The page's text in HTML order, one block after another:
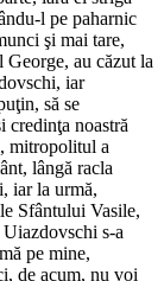
l pe paharnic
şi mai tare,
au căzut la
iar
să se
credinţa noastră
mitropolitul a
lângă racla
iar la urmă,
Sfântului Vasile,
s-a
pe mine,
de acum, nu voi